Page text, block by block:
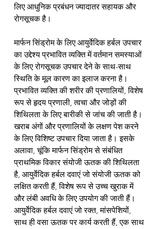
लिए आधुनिक प्रबंधन ज्यादातर सहायक और
रोगसूचक है।
मार्फन सिंड्रोम के लिए आयुर्वेदिक हर्बल उपचार
का उद्देश्य प्रभावित व्यक्ति में वर्तमान समस्याओं
के लिए रोगसूचक उपचार देने के साथ-साथ
स्थिति के मूल कारण का इलाज करना है।
प्रभावित व्यक्ति की शरीर की प्रणालियों, विशेष
रूप से हृदय प्रणाली, त्वचा और जोड़ों की
शिथिलता के लिए बारीकी से जांच की जाती है।
खराब अंगों और प्रणालियों के लक्षण पेश करने
के लिए विशिष्ट उपचार दिया जाता है। इसके
अलावा, चूंकि मार्फन सिंड्रोम से संबंधित
प्राथमिक विकार संयोजी ऊतक की शिथिलता
है, आयुर्वेदिक हर्बल दवाएं जो संयोजी ऊतक को
लक्षित करती हैं, विशेष रूप से उच्च खुराक में
और लंबी अवधि के लिए उपयोग की जाती हैं।
आयुर्वेदिक हर्बल दवाएं जो रक्त, मांसपेशियों,
साथ ही वसा ऊतक पर कार्य करती हैं, एक साथ